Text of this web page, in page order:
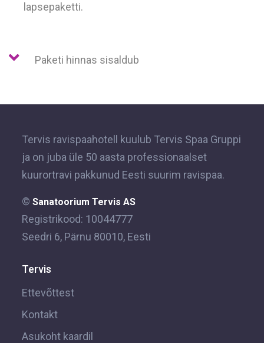
lapsepaketti.
Paketi hinnas sisaldub
Tervis ravispaahotell kuulub Tervis Spaa Gruppi
ja on juba üle 50 aasta professionaalset
kuurortravi pakkunud Eesti suurim ravispaa.
©Sanatoorium Tervis AS
Registrikood: 10044777
Seedri 6, Pärnu 80010, Eesti
Tervis
Ettevõttest
Kontakt
Asukoht kaardil